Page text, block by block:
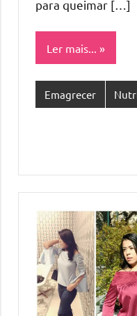
para queimar […]
Ler mais...
Emagrecer